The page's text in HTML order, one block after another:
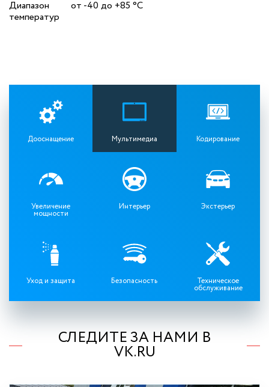
Диапазон
температур
от -40 до +85 °C
Дооснащение Мультимедиа Кодирование
Увеличение
мощности
Интерьер Экстерьер
Уход и защита Безопасность Техническое
обслуживание
СЛЕДИТЕ ЗА НАМИ В
VK.RU